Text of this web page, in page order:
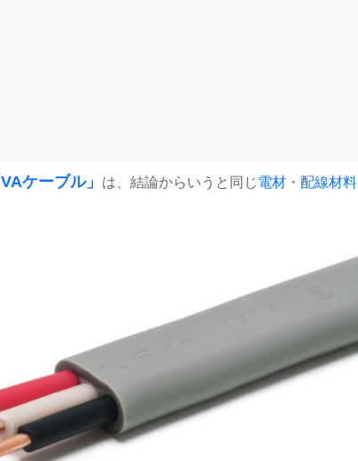
VAケーブル」 は、結論からいうと同じ電材 ・ 配線材料